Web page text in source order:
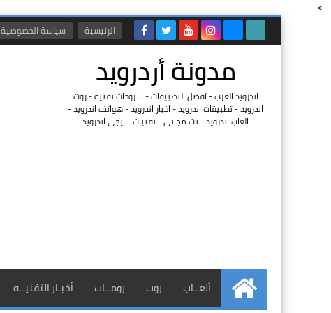
-->
الرئيسية سياسة الخصوصية
مدونة أردرويد
اندرويد العرب - أفضل التطبيقات - شروحات تقنية - روت
اندرويد - تطبيقات اندرويد - اخبار اندرويد - هواتف اندرويد -
العاب اندرويد - نت مجانى - تقنيات - ايجى اندرويد
الرئيسية
ألعــاب روت رومــات أخبـار التقنيــه